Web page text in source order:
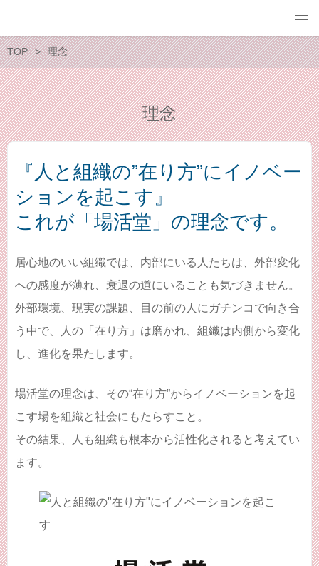
TOP 理念
理念
『人と組織の”在り方”にイノベー
ションを起こす』
これが「場活堂」の理念です。
居心地のいい組織では、内部にいる人たちは、外部変化
への感度が薄れ、衰退の道にいることも気づきません。
外部環境、現実の課題、目の前の人にガチンコで向き合
う中で、人の「在り方」は磨かれ、組織は内側から変化
し、進化を果たします。
場活堂の理念は、その“在り方”からイノベーションを起
こす場を組織と社会にもたらすこと。
その結果、人も組織も根本から活性化されると考えてい
ます。